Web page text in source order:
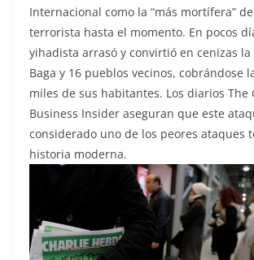
Internacional como la “más mortífera”
terrorista hasta el momento. En pocos
yihadista arrasó y convirtió en cenizas
Baga y 16 pueblos vecinos, cobrándose
miles de sus habitantes. Los diarios The
Business Insider aseguran que este
considerado uno de los peores ataques
historia moderna.